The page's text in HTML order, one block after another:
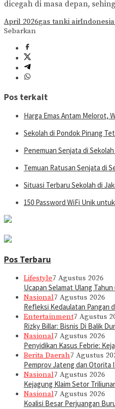
dicegah di masa depan,
April 2026gas tanki airIndonesia
Sebarkan
Pos terkait
Harga Emas Antam Melorot,
Sekolah di Pondok Pinang
Penemuan Senjata di
Temuan Ratusan Senjata di
Situasi Terbaru Sekolah di
150 Password WiFi Unik
Pos Terbaru
Lifestyle7 Agustus 2026
Ucapan Selamat Ulang
Nasional7 Agustus 2026
Refleksi Kedaulatan Pangan
Entertainment7 Agustus
Rizky Billar: Bisnis Di Balik
Nasional7 Agustus 2026
Penyidikan Kasus Febrie:
Berita Daerah7 Agustus
Pemprov Jateng dan Otorita
Nasional7 Agustus 2026
Kejagung Klaim Setor
Nasional7 Agustus 2026
Koalisi Besar Perjuangan